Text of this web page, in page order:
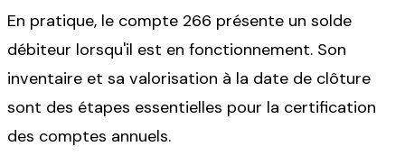
En pratique, le compte 266 présente un solde
débiteur lorsqu'il est en fonctionnement. Son
inventaire et sa valorisation à la date de clôture
sont des étapes essentielles pour la certification
des comptes annuels.